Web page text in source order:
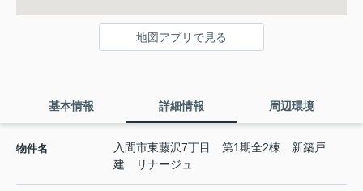
地図アプリで見る
基本情報 詳細情報 周辺環境
物件名
入間市東藤沢7丁目 第1期全2棟 新築戸
建 リナージュ